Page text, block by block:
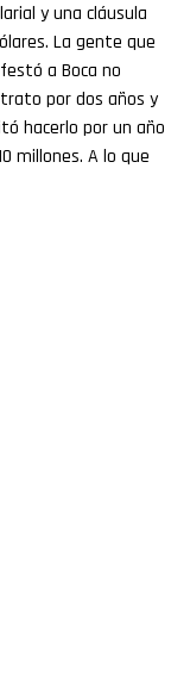
y una cláusula
La gente que
a Boca no
por dos años y
hacerlo por un año
millones. A lo que